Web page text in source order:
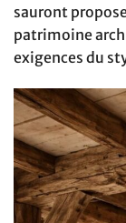
sauront
patrimoine
exigences du